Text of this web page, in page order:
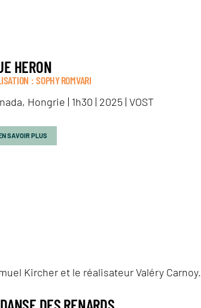
HERON
: SOPHY ROMVARI
Hongrie | 1h30 | 2025 | VOST
SAVOIR PLUS
Kircher et le réalisateur Valéry Carnoy.